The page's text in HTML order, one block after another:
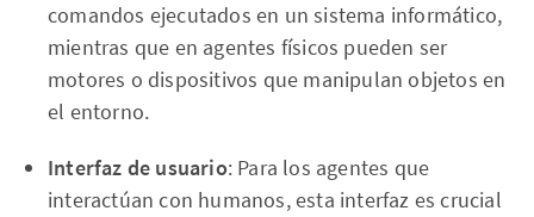
comandos ejecutados en un sistema informático,
mientras que en agentes físicos pueden ser
motores o dispositivos que manipulan objetos en
el entorno.
Interfaz de usuario: Para los agentes que
interactúan con humanos, esta interfaz es crucial